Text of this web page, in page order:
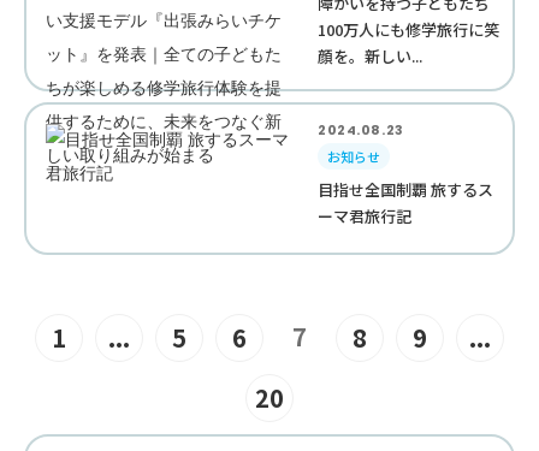
100万人にも修学旅行に笑
顔を。新しい...
2024.08.23
お知らせ
目指せ全国制覇 旅するス
ーマ君旅行記
1 ... 5 6 7 8 9
...
20